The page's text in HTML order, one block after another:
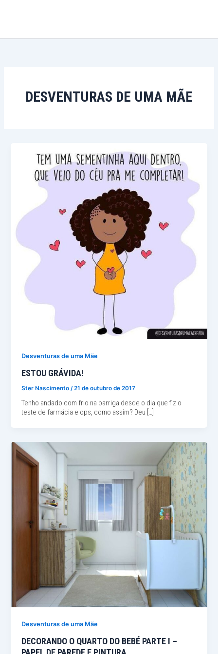
conteúdo
DESVENTURAS DE UMA MÃE
Desventuras de uma Mãe
ESTOU GRÁVIDA!
Ster Nascimento/21 de outubro de 2017
Tenho andado com frio na barriga desde o dia que fiz o
teste de farmácia e ops, como assim? Deu […]
Desventuras de uma Mãe
DECORANDO O QUARTO DO BEBÉ PARTE I –